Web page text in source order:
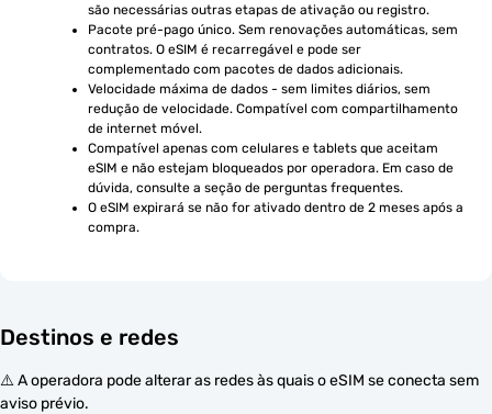
são necessárias outras etapas de ativação ou registro.
Pacote pré-pago único. Sem renovações automáticas, sem
contratos. O eSIM é recarregável e pode ser
complementado com pacotes de dados adicionais.
Velocidade máxima de dados - sem limites diários, sem
redução de velocidade. Compatível com compartilhamento
de internet móvel.
Compatível apenas com celulares e tablets que aceitam
eSIM e não estejam bloqueados por operadora. Em caso de
dúvida, consulte a seção de perguntas frequentes.
O eSIM expirará se não for ativado dentro de 2 meses após a
compra.
Destinos e redes
⚠️ A operadora pode alterar as redes às quais o eSIM se conecta sem
aviso prévio.